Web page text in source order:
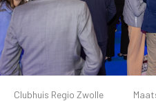
Clubhuis Regio Zwolle